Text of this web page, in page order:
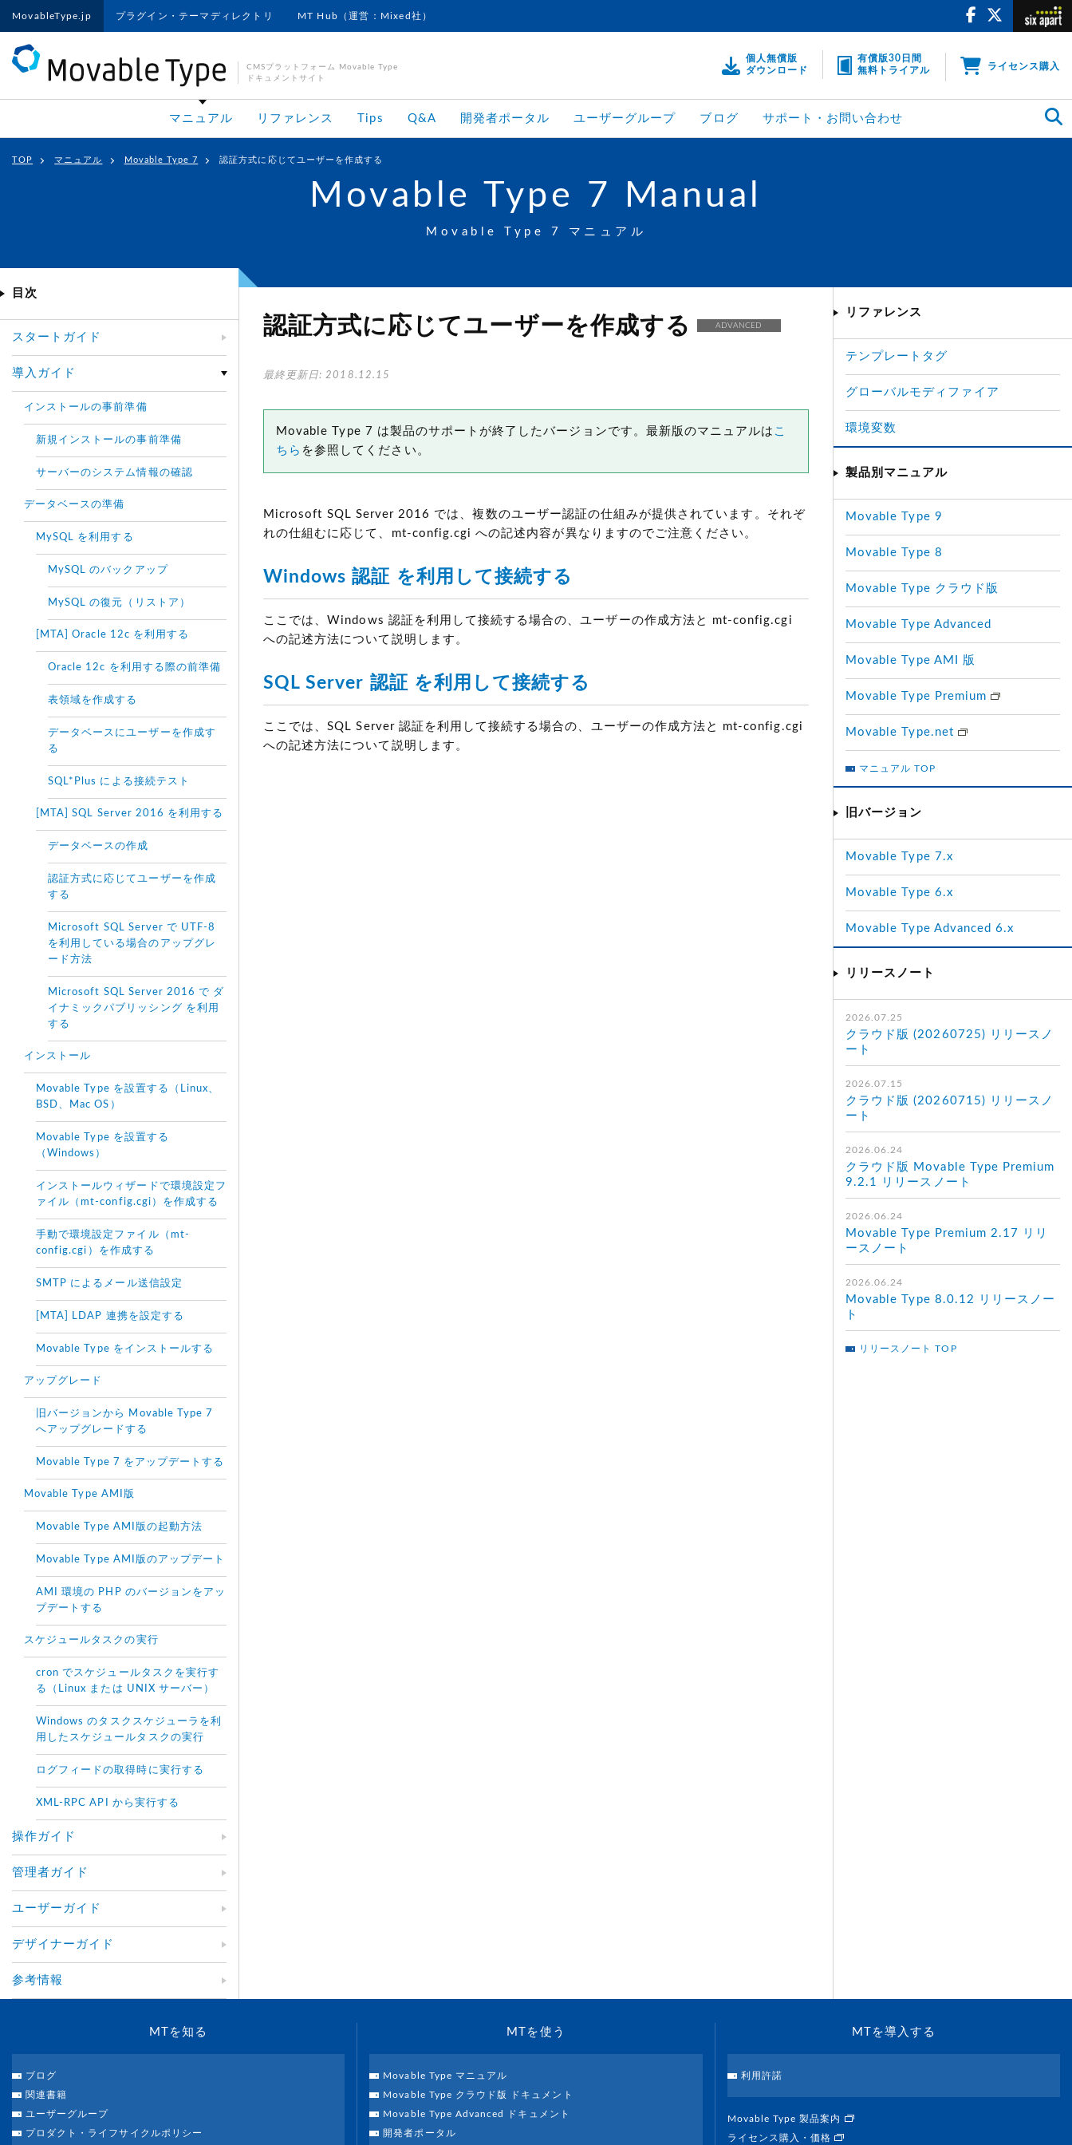
MovableType.jp プラグイン・テーマディレクトリ MT Hub（運営：Mixed社）
CMSプラットフォーム Movable Type
ドキュメントサイト
個人無償版
ダウンロード
有償版30日間
無料トライアル
ライセンス購入
マニュアル リファレンス Tips Q&A 開発者ポータル ユーザーグループ ブログ サポート・お問い合わせ
TOP マニュアル Movable Type 7 認証方式に応じてユーザーを作成する
Movable Type 7 Manual
Movable Type 7 マニュアル
認証方式に応じてユーザーを作成する ADVANCED
最終更新日: 2018.12.15
Movable Type 7 は製品のサポートが終了したバージョンです。最新版のマニュアルは こ
ちら を参照してください。
Microsoft SQL Server 2016 では、複数のユーザー認証の仕組みが提供されています。それぞ
れの仕組むに応じて、mt-config.cgi への記述内容が異なりますのでご注意ください。
Windows 認証 を利用して接続する
ここでは、Windows 認証を利用して接続する場合の、ユーザーの作成方法と mt-config.cgi
への記述方法について説明します。
SQL Server 認証 を利用して接続する
ここでは、SQL Server 認証を利用して接続する場合の、ユーザーの作成方法と mt-config.cgi
への記述方法について説明します。
目次
スタートガイド
導入ガイド
インストールの事前準備
新規インストールの事前準備
サーバーのシステム情報の確認
データベースの準備
MySQL を利用する
MySQL のバックアップ
MySQL の復元（リストア）
[MTA] Oracle 12c を利用する
Oracle 12c を利用する際の前準備
表領域を作成する
データベースにユーザーを作成す
る
SQL*Plus による接続テスト
[MTA] SQL Server 2016 を利用する
データベースの作成
認証方式に応じてユーザーを作成
する
Microsoft SQL Server で UTF-8
を利用している場合のアップグレ
ード方法
Microsoft SQL Server 2016 で ダ
イナミックパブリッシング を利用
する
インストール
Movable Type を設置する（Linux、
BSD、Mac OS）
Movable Type を設置する
（Windows）
インストールウィザードで環境設定フ
ァイル（mt-config.cgi）を作成する
手動で環境設定ファイル（mt-
config.cgi）を作成する
SMTP によるメール送信設定
[MTA] LDAP 連携を設定する
Movable Type をインストールする
アップグレード
旧バージョンから Movable Type 7
へアップグレードする
Movable Type 7 をアップデートする
Movable Type AMI版
Movable Type AMI版の起動方法
Movable Type AMI版のアップデート
AMI 環境の PHP のバージョンをアッ
プデートする
スケジュールタスクの実行
cron でスケジュールタスクを実行す
る（Linux または UNIX サーバー）
Windows のタスクスケジューラを利
用したスケジュールタスクの実行
ログフィードの取得時に実行する
XML-RPC API から実行する
操作ガイド
管理者ガイド
ユーザーガイド
デザイナーガイド
参考情報
リファレンス
テンプレートタグ
グローバルモディファイア
環境変数
製品別マニュアル
Movable Type 9
Movable Type 8
Movable Type クラウド版
Movable Type Advanced
Movable Type AMI 版
Movable Type Premium
Movable Type.net
マニュアル TOP
旧バージョン
Movable Type 7.x
Movable Type 6.x
Movable Type Advanced 6.x
リリースノート
2026.07.25
クラウド版 (20260725) リリースノ
ート
2026.07.15
クラウド版 (20260715) リリースノ
ート
2026.06.24
クラウド版 Movable Type Premium
9.2.1 リリースノート
2026.06.24
Movable Type Premium 2.17 リリ
ースノート
2026.06.24
Movable Type 8.0.12 リリースノー
ト
リリースノート TOP
MTを知る
ブログ
関連書籍
ユーザーグループ
プロダクト・ライフサイクルポリシー
MTを使う
Movable Type マニュアル
Movable Type クラウド版 ドキュメント
Movable Type Advanced ドキュメント
開発者ポータル
MTを導入する
利用許諾
Movable Type 製品案内
ライセンス購入・価格